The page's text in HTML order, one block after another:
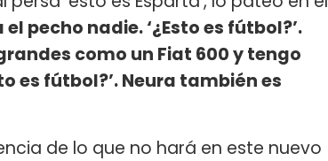
pecho nadie. ‘¿Esto es fútbol?’.
como un Fiat 600 y tengo
es fútbol?’. Neura también es
de lo que no hará en este nuevo